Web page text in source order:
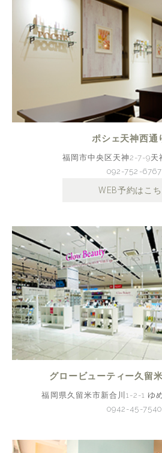
ポシェ天神西通
福岡市中央区天神2-7-9天
092-752-6767
WEB予約はこち
グロービューティー久留
福岡県久留米市新合川1-2-1 ゆ
0942-45-7540